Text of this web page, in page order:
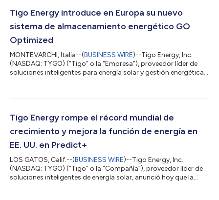
artificial permite a los operadores del sector eléctrico
adaptarse a los desafíos reales de la...
Tigo Energy introduce en Europa su nuevo
sistema de almacenamiento energético GO
Optimized
MONTEVARCHI, Italia--(BUSINESS WIRE)--Tigo Energy, Inc.
(NASDAQ: TYGO) (“Tigo” o la “Empresa”), proveedor líder de
soluciones inteligentes para energía solar y gestión energética,
está disponible para clientes del mercado europeo, en línea con
en abril de 2026. La Empresa realizará demostraciones en vivo
de GO Optimized ESS dur...
Tigo Energy rompe el récord mundial de
crecimiento y mejora la función de energía en
EE. UU. en Predict+
LOS GATOS, Calif.--(BUSINESS WIRE)--Tigo Energy, Inc.
(NASDAQ: TYGO) (“Tigo” o la “Compañía”), proveedor líder de
soluciones inteligentes de energía solar, anunció hoy que la